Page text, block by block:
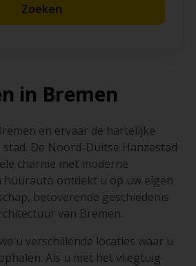
Zoeken
in Bremen
en ervaar de hartelijke
De Noord-Duitse Hanzestad
charme met moderne
huurauto ontdekt u op uw eigen
betoverende geschiedenis
van Bremen.
u verschillende locaties waar u
Als u met het vliegtuig